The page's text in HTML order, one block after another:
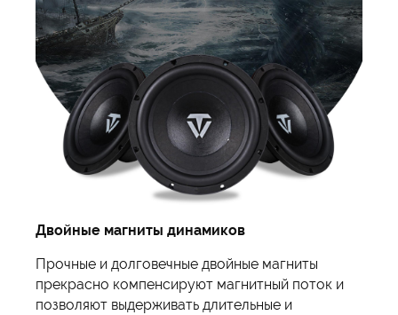
Двойные магниты динамиков
Прочные и долговечные двойные магниты
прекрасно компенсируют магнитный поток и
позволяют выдерживать длительные и